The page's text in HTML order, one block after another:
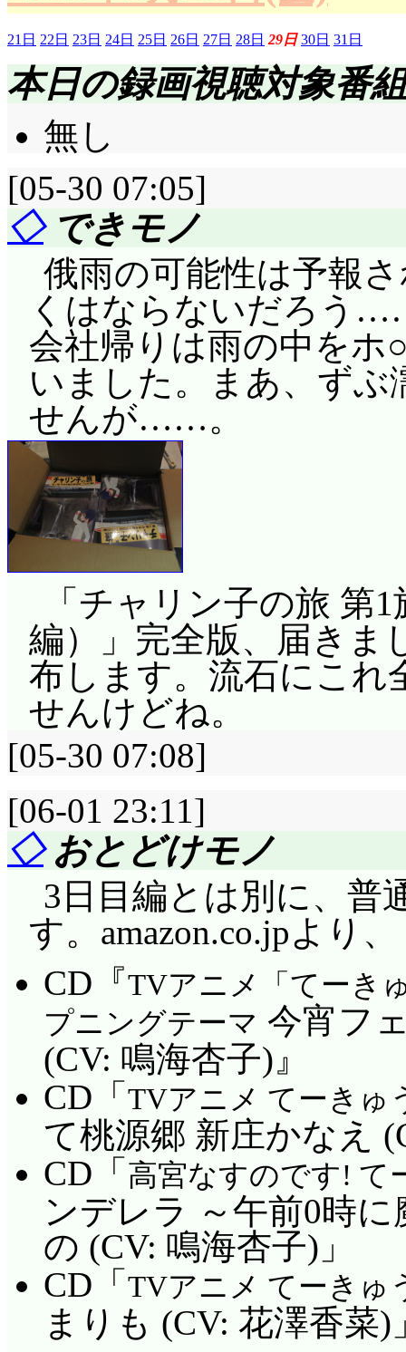
21日 22日 23日 24日 25日 26日 27日 28日 29日 30日 31日
本日の録画視聴対象番組
無し
[05-30 07:05]
◇できモノ
俄雨の可能性は予報
くはならないだろう
会社帰りは雨の中を
いました。まあ、ず
せんが……。
「チャリン子の旅 第
編）」完全版、届きま
布します。流石にこれ
せんけどね。
[05-30 07:08]
[06-01 23:11]
◇おとどけモノ
3日目編とは別に、普
す。amazon.co.jpより、
CD『TVアニメ「てーき
プニングテーマ 今宵フ
(CV: 鳴海杏子)』
CD「 TVアニメ てーきゅ
て桃源郷 新庄かなえ
CD「 高宮なすのです! て
ンデレラ ～午前0時
の (CV: 鳴海杏子)」
CD「 TVアニメ てーきゅ
まりも (CV: 花澤香菜)